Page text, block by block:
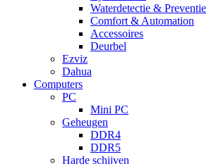
Waterdetectie & Preventie
Comfort & Automation
Accessoires
Deurbel
Ezviz
Dahua
Computers
PC
Mini PC
Geheugen
DDR4
DDR5
Harde schijven